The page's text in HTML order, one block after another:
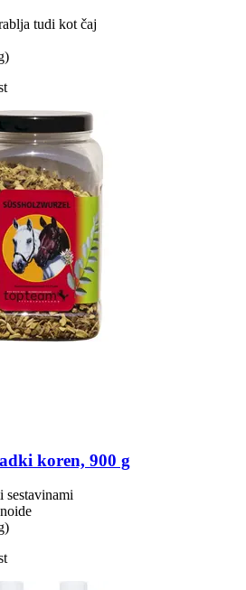
tudi kot čaj
koren, 900 g
sestavinami